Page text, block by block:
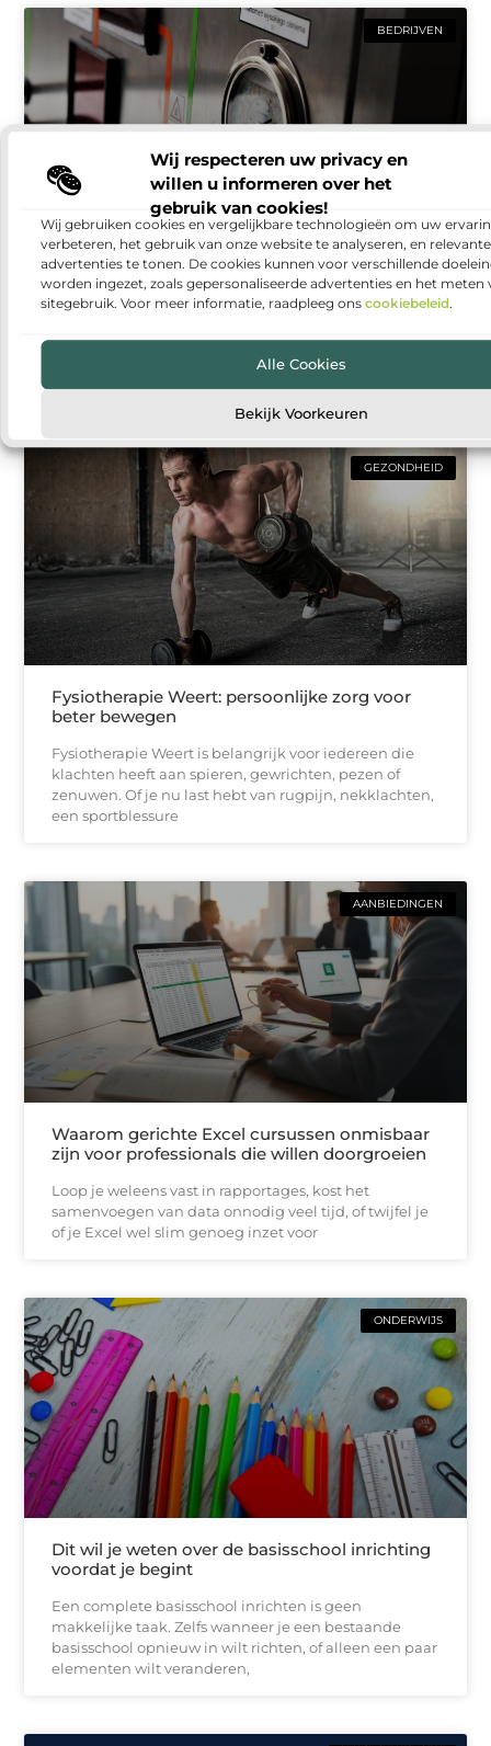
Wij respecteren uw privacy en
willen u informeren over het
gebruik van cookies!
Wij gebruiken cookies en vergelijkbare technologieën om uw
verbeteren, het gebruik van onze website te analyseren, en relevante
advertenties te tonen. De cookies kunnen voor verschillende
worden ingezet, zoals gepersonaliseerde advertenties en het meten
sitegebruik. Voor meer informatie, raadpleeg ons cookiebeleid.
Alle Cookies
Bekijk Voorkeuren
BEDRIJVEN
Warmtepomp installeren: duurzaam en
comfortabel wonen
Steeds meer huishoudens denken na over manieren
om hun woning energiezuiniger te maken. Een van
de populairste oplossingen is een warmtepomp. Met
GEZONDHEID
Fysiotherapie Weert: persoonlijke zorg voor
beter bewegen
Fysiotherapie Weert is belangrijk voor iedereen die
klachten heeft aan spieren, gewrichten, pezen of
zenuwen. Of je nu last hebt van rugpijn, nekklachten,
een sportblessure
AANBIEDINGEN
Waarom gerichte Excel cursussen onmisbaar
zijn voor professionals die willen doorgroeien
Loop je weleens vast in rapportages, kost het
samenvoegen van data onnodig veel tijd, of twijfel je
of je Excel wel slim genoeg inzet voor
ONDERWIJS
Dit wil je weten over de basisschool inrichting
voordat je begint
Een complete basisschool inrichten is geen
makkelijke taak. Zelfs wanneer je een bestaande
basisschool opnieuw in wilt richten, of alleen een paar
elementen wilt veranderen,